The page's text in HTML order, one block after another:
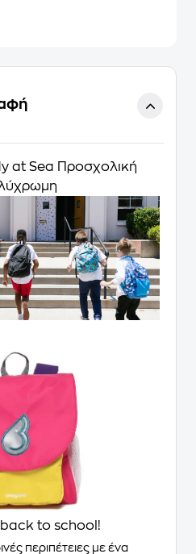
at Sea Προσχολική
back to school!
περιπέτειες με ένα